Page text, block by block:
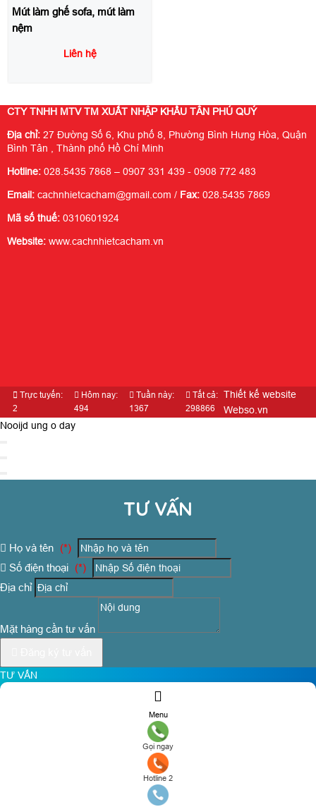
Mút làm ghế sofa, mút làm
nệm
Liên hệ
CTY TNHH MTV TM XUẤT NHẬP KHẨU TÂN PHÚ QUÝ
Địa chỉ: 27 Đường Số 6, Khu phố 8, Phường Bình Hưng Hòa, Quận
Bình Tân , Thành phố Hồ Chí Minh
Hotline: 028.5435 7868 – 0907 331 439 - 0908 772 483
Email: cachnhietcacham@gmail.com / Fax: 028.5435 7869
Mã số thuế: 0310601924
Website: www.cachnhietcacham.vn
Trực tuyến:
2
Hôm nay:
494
Tuần này:
1367
Tất cả:
298866
Thiết kế website
Webso.vn
Menu
Gọi ngay
Hotline 2
Nooijd ung o day
TƯ VẤN
Họ và tên (*)
Số điện thoại (*)
Địa chỉ
Mặt hàng cần tư vấn
TƯ VẤN